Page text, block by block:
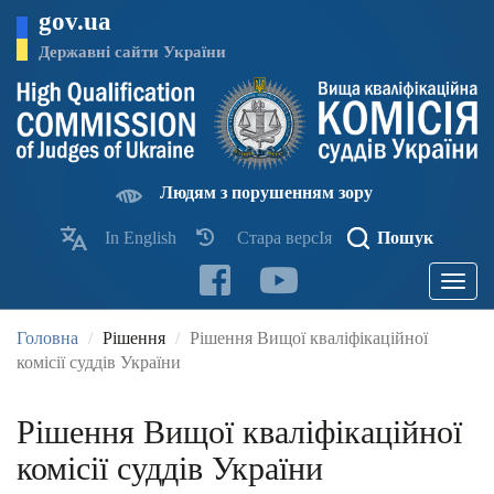
основного
матеріалу
gov.ua
Державні сайти України
Людям з порушенням зору
In English Стара версІя Пошук
Toggle
Головна Рішення
Рішення Вищої кваліфікаційної
комісії суддів України
Рішення Вищої кваліфікаційної
комісії суддів України